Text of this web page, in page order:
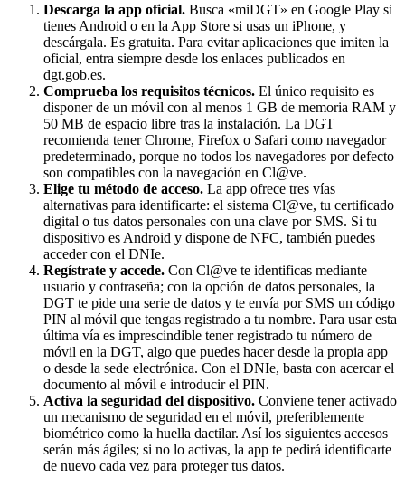
Descarga la app oficial. Busca «miDGT» en Google Play si
tienes Android o en la App Store si usas un iPhone, y
descárgala. Es gratuita. Para evitar aplicaciones que imiten la
oficial, entra siempre desde los enlaces publicados en
dgt.gob.es.
Comprueba los requisitos técnicos. El único requisito es
disponer de un móvil con al menos 1 GB de memoria RAM y
50 MB de espacio libre tras la instalación. La DGT
recomienda tener Chrome, Firefox o Safari como navegador
predeterminado, porque no todos los navegadores por defecto
son compatibles con la navegación en Cl@ve.
Elige tu método de acceso. La app ofrece tres vías
alternativas para identificarte: el sistema Cl@ve, tu certificado
digital o tus datos personales con una clave por SMS. Si tu
dispositivo es Android y dispone de NFC, también puedes
acceder con el DNIe.
Regístrate y accede. Con Cl@ve te identificas mediante
usuario y contraseña; con la opción de datos personales, la
DGT te pide una serie de datos y te envía por SMS un código
PIN al móvil que tengas registrado a tu nombre. Para usar esta
última vía es imprescindible tener registrado tu número de
móvil en la DGT, algo que puedes hacer desde la propia app
o desde la sede electrónica. Con el DNIe, basta con acercar el
documento al móvil e introducir el PIN.
Activa la seguridad del dispositivo. Conviene tener activado
un mecanismo de seguridad en el móvil, preferiblemente
biométrico como la huella dactilar. Así los siguientes accesos
serán más ágiles; si no lo activas, la app te pedirá identificarte
de nuevo cada vez para proteger tus datos.